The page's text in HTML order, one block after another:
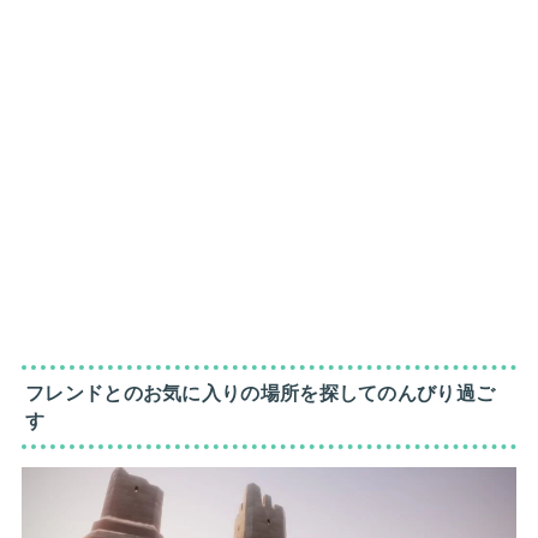
フレンドとのお気に入りの場所を探してのんびり過ご
す